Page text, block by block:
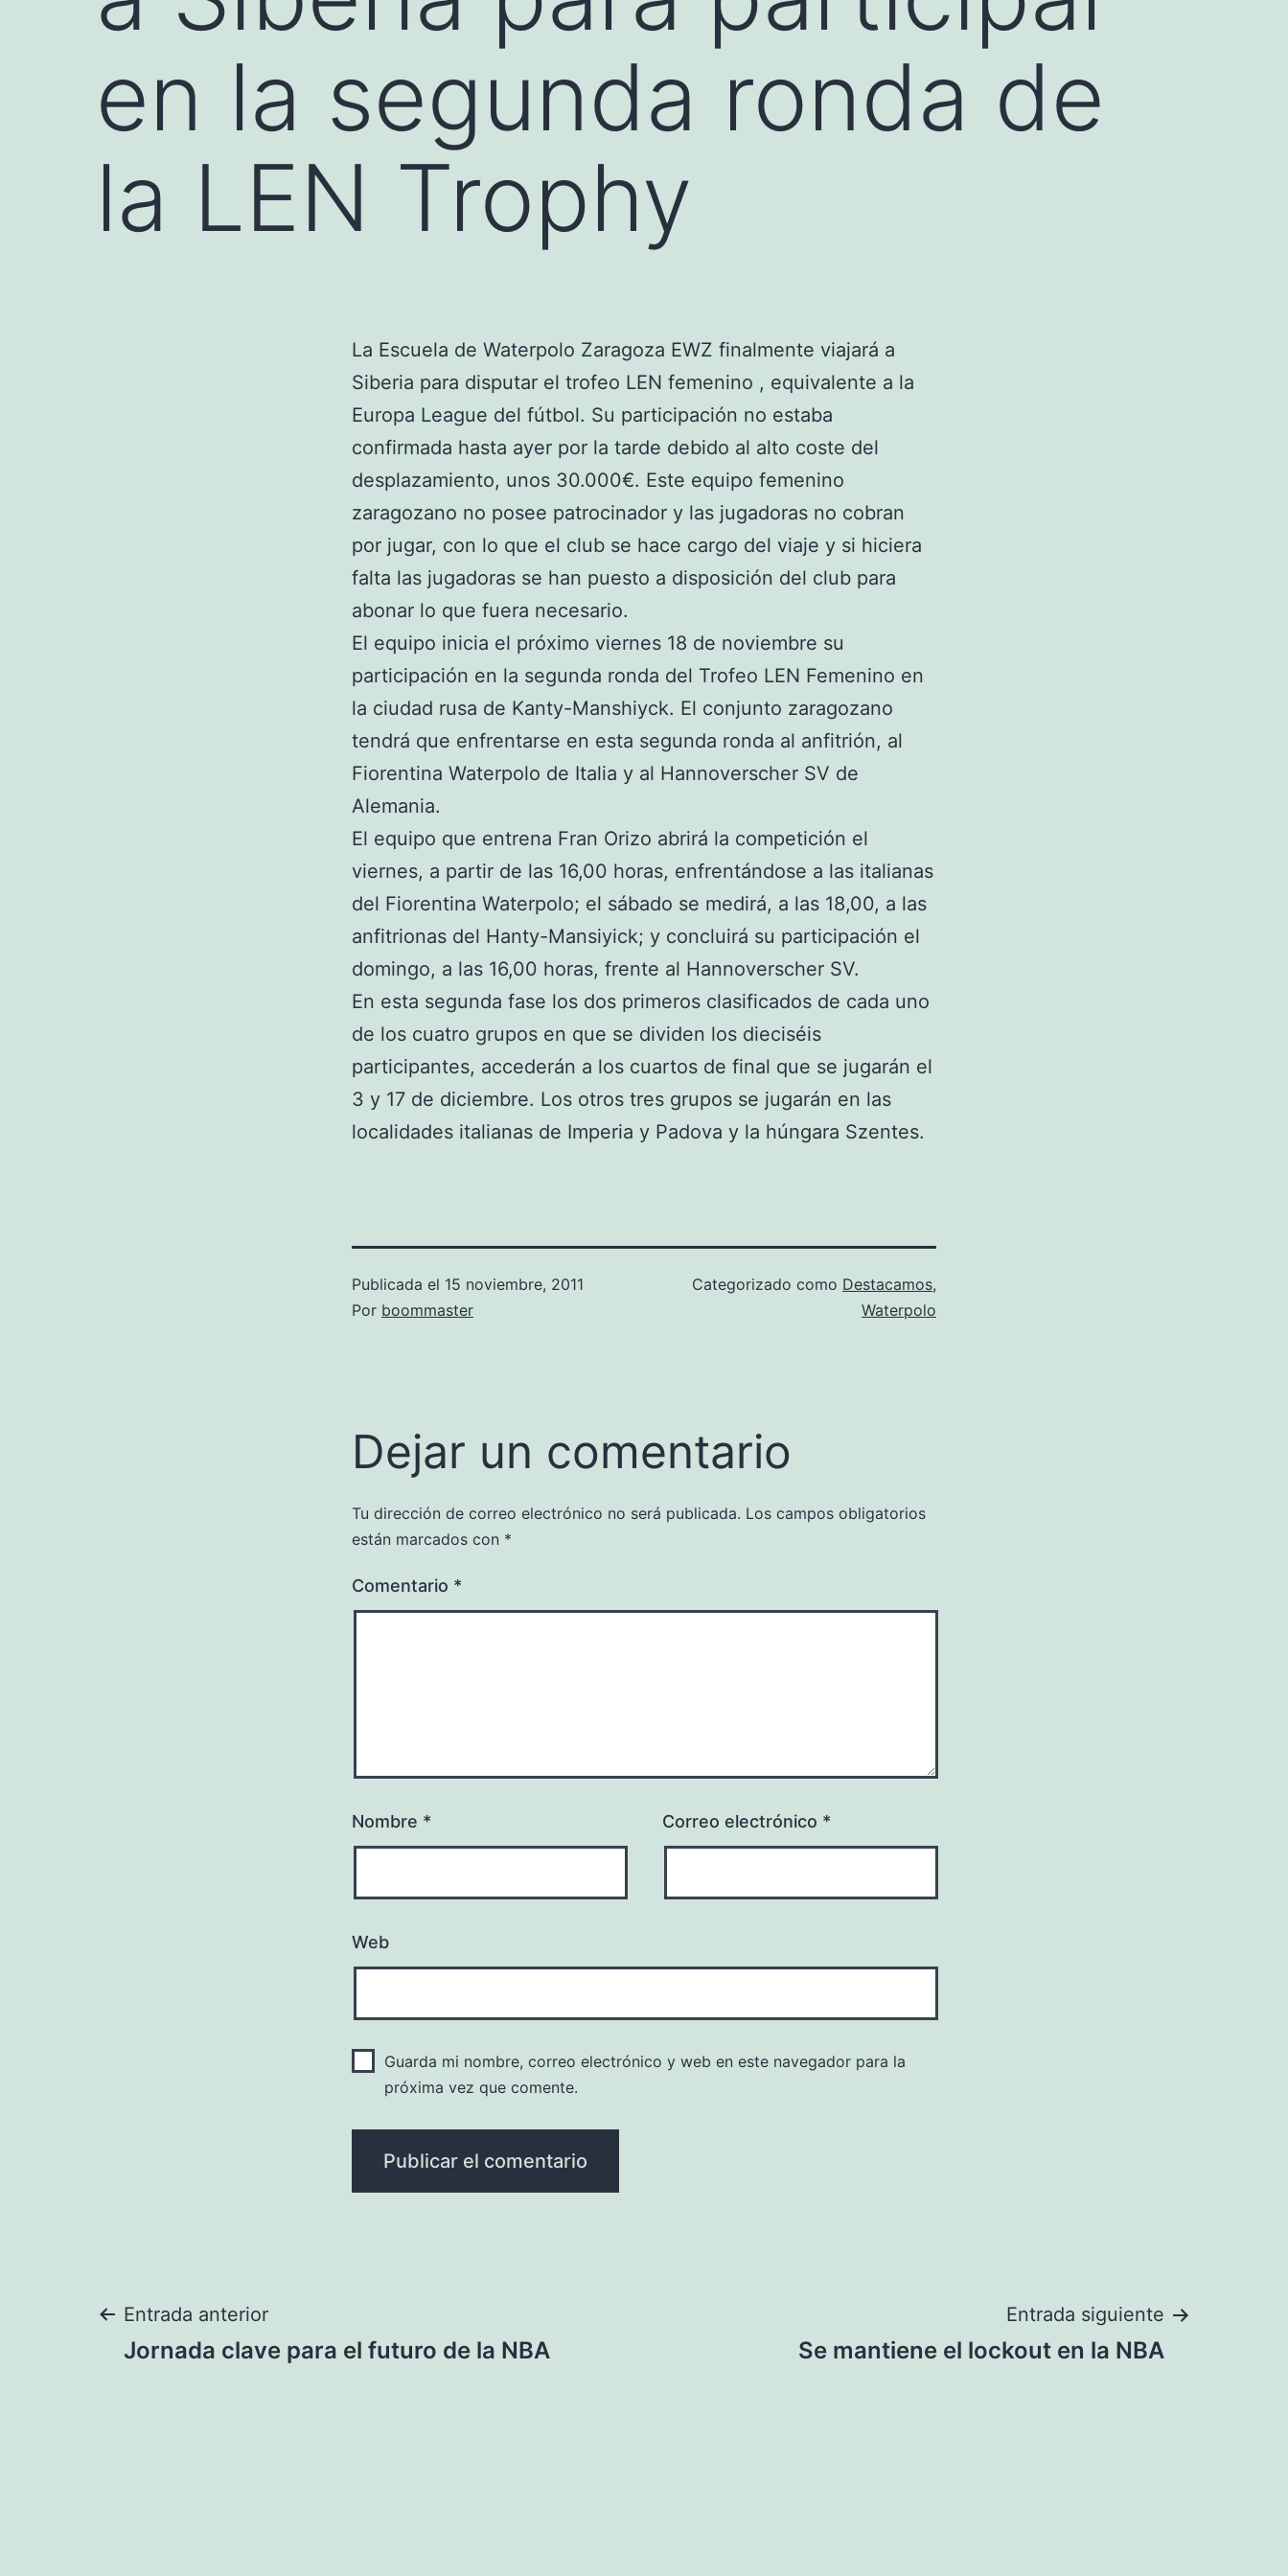
en la segunda ronda de
la LEN Trophy
La Escuela de Waterpolo Zaragoza EWZ finalmente viajará a
Siberia para disputar el trofeo LEN femenino , equivalente a la
Europa League del fútbol. Su participación no estaba
confirmada hasta ayer por la tarde debido al alto coste del
desplazamiento, unos 30.000€. Este equipo femenino
zaragozano no posee patrocinador y las jugadoras no cobran
por jugar, con lo que el club se hace cargo del viaje y si hiciera
falta las jugadoras se han puesto a disposición del club para
abonar lo que fuera necesario.
El equipo inicia el próximo viernes 18 de noviembre su
participación en la segunda ronda del Trofeo LEN Femenino en
la ciudad rusa de Kanty-Manshiyck. El conjunto zaragozano
tendrá que enfrentarse en esta segunda ronda al anfitrión, al
Fiorentina Waterpolo de Italia y al Hannoverscher SV de
Alemania.
El equipo que entrena Fran Orizo abrirá la competición el
viernes, a partir de las 16,00 horas, enfrentándose a las italianas
del Fiorentina Waterpolo; el sábado se medirá, a las 18,00, a las
anfitrionas del Hanty-Mansiyick; y concluirá su participación el
domingo, a las 16,00 horas, frente al Hannoverscher SV.
En esta segunda fase los dos primeros clasificados de cada uno
de los cuatro grupos en que se dividen los dieciséis
participantes, accederán a los cuartos de final que se jugarán el
3 y 17 de diciembre. Los otros tres grupos se jugarán en las
localidades italianas de Imperia y Padova y la húngara Szentes.
Publicada el 15 noviembre, 2011
Por boommaster
Categorizado como Destacamos,
Waterpolo
Dejar un comentario
Tu dirección de correo electrónico no será publicada. Los campos obligatorios
están marcados con *
Comentario *
Nombre * Correo electrónico *
Web
Guarda mi nombre, correo electrónico y web en este navegador para la
próxima vez que comente.
Navegación
Entrada anterior
Jornada clave para el futuro de la NBA
Entrada siguiente
Se mantiene el lockout en la NBA